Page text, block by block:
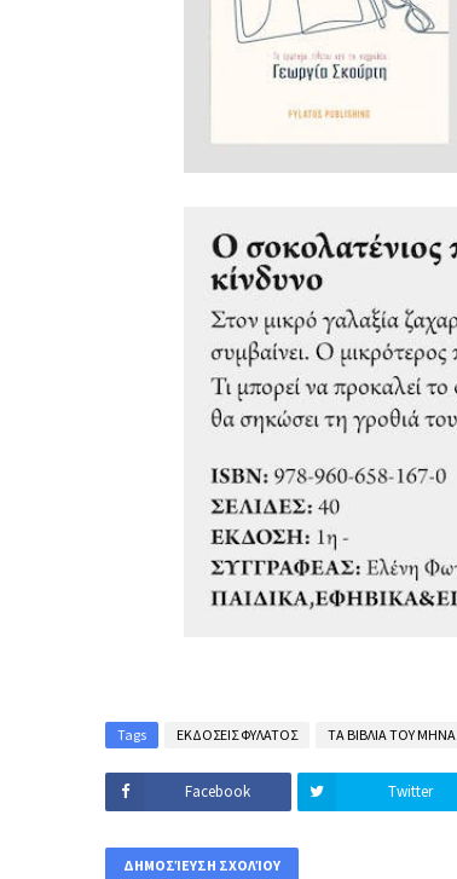
Tags ΕΚΔΟΣΕΙΣ ΦΥΛΑΤΟΣ ΤΑ ΒΙΒΛΙΑ ΤΟΥ ΜΗΝΑ
Facebook Twitter
ΔΗΜΟΣΊΕΥΣΗ ΣΧΟΛΊΟΥ